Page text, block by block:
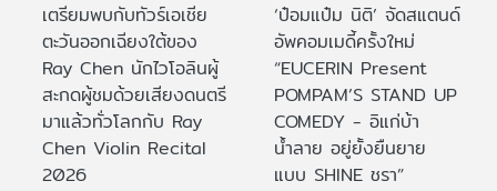
เตรียมพบกับทัวร์เอเชีย
ตะวันออกเฉียงใต้ของ
Ray Chen นักไวโอลินผู้
สะกดผู้ชมด้วยเสียงดนตรี
มาแล้วทั่วโลกกับ Ray
Chen Violin Recital
2026
‘ป๋อมแป๋ม นิติ’ จัดสแตนด์
อัพคอมเมดี้ครั้งใหม่
“EUCERIN Present
POMPAM’S STAND UP
COMEDY - อิแก่บ้า
น้ำลาย อยู่ยั้งยืนยาย
แบบ SHINE ชรา”